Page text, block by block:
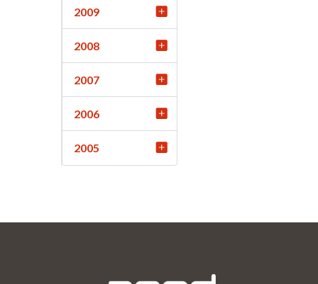
2009
2008
2007
2006
2005